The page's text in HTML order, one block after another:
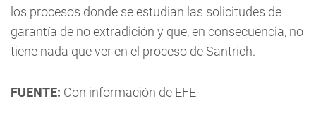
los procesos donde se estudian las solicitudes de
garantía de no extradición y que, en consecuencia, no
tiene nada que ver en el proceso de Santrich.
FUENTE: Con información de EFE